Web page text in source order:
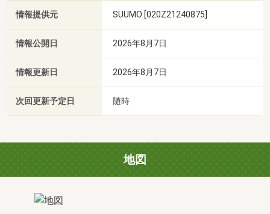
情報提供元 SUUMO [020Z21240875]
情報公開日 2026年8月7日
情報更新日 2026年8月7日
次回更新予定日 随時
地図